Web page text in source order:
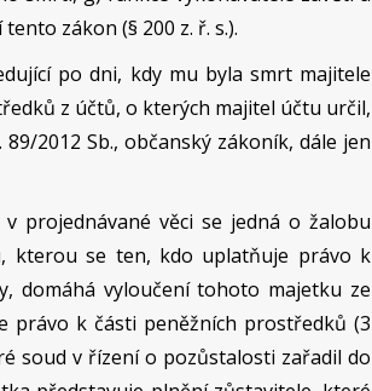
zákon (§ 200 z. ř. s.).
po dni, kdy mu byla smrt majitele
z účtů, o kterých majitel účtu určil,
2012 Sb., občanský zákoník, dále jen
projednávané věci se jedná o žalobu
kterou se ten, kdo uplatňuje právo k
domáhá vyloučení tohoto majetku ze
právo k části peněžních prostředků (3
soud v řízení o pozůstalosti zařadil do